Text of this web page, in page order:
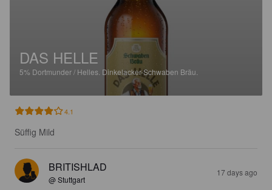
DAS HELLE
5% Dortmunder / Helles. Dinkelacker-Schwaben Bräu.
4.1
Süffig Mild
BRITISHLAD
@ Stuttgart
17 days ago